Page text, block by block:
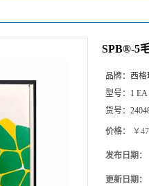
SPB®-5
品牌： 西格
型号： 1 EA
货号：
价格： ￥
发布日期：
更新日期：